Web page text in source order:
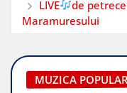
​LIVE
de
Maramuresului
MUZICA